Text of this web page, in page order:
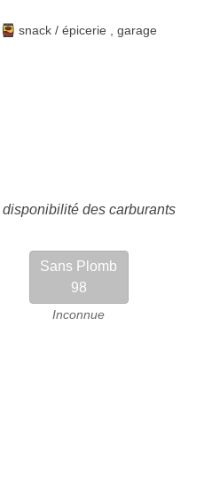
snack / épicerie garage
des carburants
Sans Plomb
98
Inconnue